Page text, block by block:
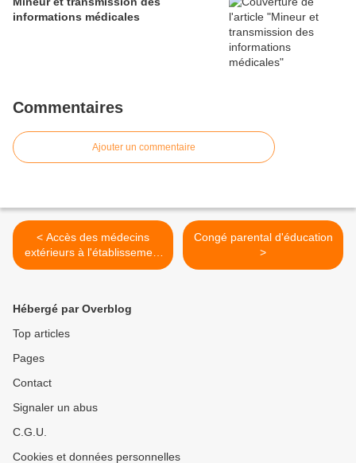
informations médicales
Commentaires
Ajouter un commentaire
< Accès des médecins
extérieurs à l'établissement
aux dossiers médicaux
Congé parental d'éducation
>
Hébergé par Overblog
Top articles
Pages
Contact
Signaler un abus
C.G.U.
Cookies et données personnelles